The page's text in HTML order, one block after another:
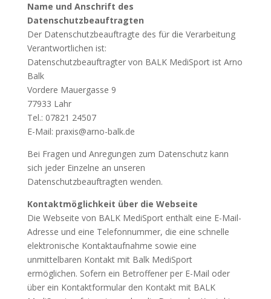
Name und Anschrift des
Datenschutzbeauftragten
Der Datenschutzbeauftragte des für die Verarbeitung
Verantwortlichen ist:
Datenschutzbeauftragter von BALK MediSport ist Arno
Balk
Vordere Mauergasse 9
77933 Lahr
Tel.: 07821 24507
E-Mail: praxis@arno-balk.de
Bei Fragen und Anregungen zum Datenschutz kann
sich jeder Einzelne an unseren
Datenschutzbeauftragten wenden.
Kontaktmöglichkeit über die Webseite
Die Webseite von BALK MediSport enthält eine E-Mail-
Adresse und eine Telefonnummer, die eine schnelle
elektronische Kontaktaufnahme sowie eine
unmittelbaren Kontakt mit Balk MediSport
ermöglichen. Sofern ein Betroffener per E-Mail oder
über ein Kontaktformular den Kontakt mit BALK